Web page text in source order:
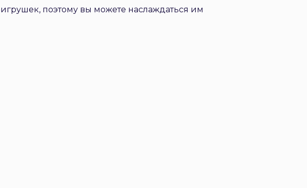
поэтому вы можете наслаждаться им